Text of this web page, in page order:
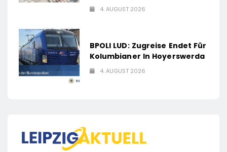
4. AUGUST 2026
BPOLI LUD: Zugreise Endet Für
Kolumbianer In Hoyerswerda
4. AUGUST 2026